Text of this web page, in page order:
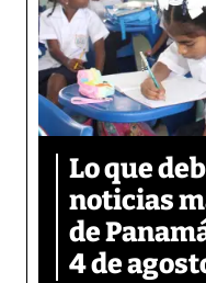
Lo que
noticias
de
4 de